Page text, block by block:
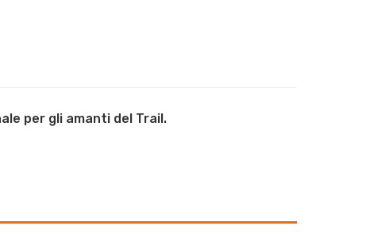
per gli amanti del Trail.